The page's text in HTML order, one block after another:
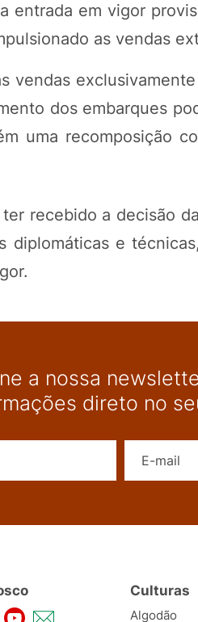
entrada em vigor
as vendas
vendas
dos embarques
uma recomposição
recebido a decisão
diplomáticas e
a nossa
direto no
Culturas
Algodão